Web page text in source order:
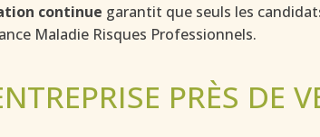
continue garantit que seuls les
Maladie Risques Professionnels.
PRÈS DE